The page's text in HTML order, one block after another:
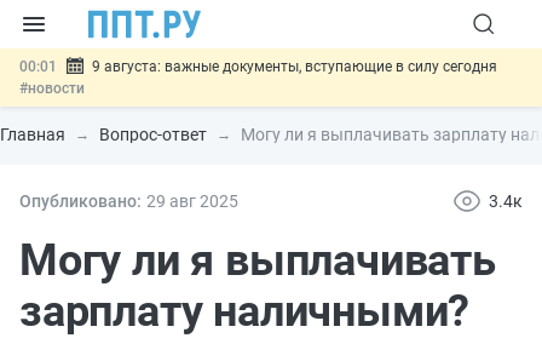
00:01
9 августа: важные документы, вступающие в силу сегодня
#новости
07.08 Подписан закон о блокировке продажи опасных товаров через
«Честный знак»#новости
07.08 Госпошлину за устранение ошибок в документах предлагают
07.08
отношений #новости
Главная Вопрос-ответ Могу ли я выплачивать зарплату
Опубликовано: 29 авг2025 3.4к
Могу ли я выплачивать
зарплату наличными?